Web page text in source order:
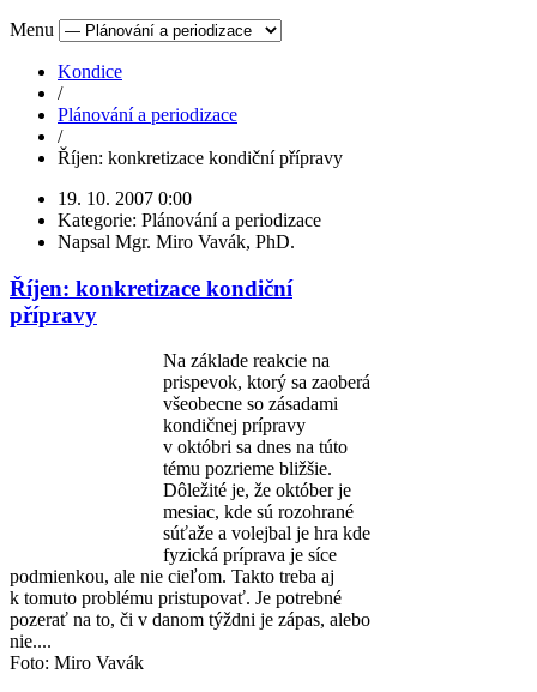
Menu
Kondice
/
Plánování a periodizace
/
Říjen: konkretizace kondiční přípravy
19. 10. 2007 0:00
Kategorie: Plánování a periodizace
Napsal Mgr. Miro Vavák, PhD.
Říjen: konkretizace kondiční
přípravy
Na základe reakcie na
prispevok, ktorý sa zaoberá
všeobecne so zásadami
kondičnej prípravy
v októbri sa dnes na túto
tému pozrieme bližšie.
Dôležité je, že október je
mesiac, kde sú rozohrané
súťaže a volejbal je hra kde
fyzická príprava je síce
podmienkou, ale nie cieľom. Takto treba aj
k tomuto problému pristupovať. Je potrebné
pozerať na to, či v danom týždni je zápas, alebo
nie....
Foto: Miro Vavák